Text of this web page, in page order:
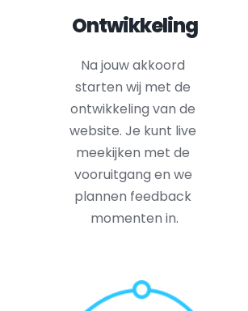
Ontwikkeling
Na jouw akkoord
starten wij met de
ontwikkeling van de
website. Je kunt live
meekijken met de
vooruitgang en we
plannen feedback
momenten in.